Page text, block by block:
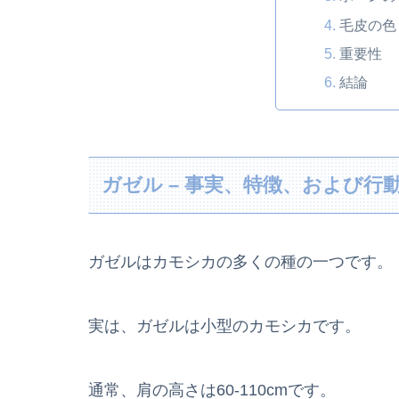
毛皮の色
重要性
結論
ガゼル – 事実、特徴、および行
ガゼルはカモシカの多くの種の一つです。
実は、ガゼルは小型のカモシカです。
通常、肩の高さは60-110cmです。